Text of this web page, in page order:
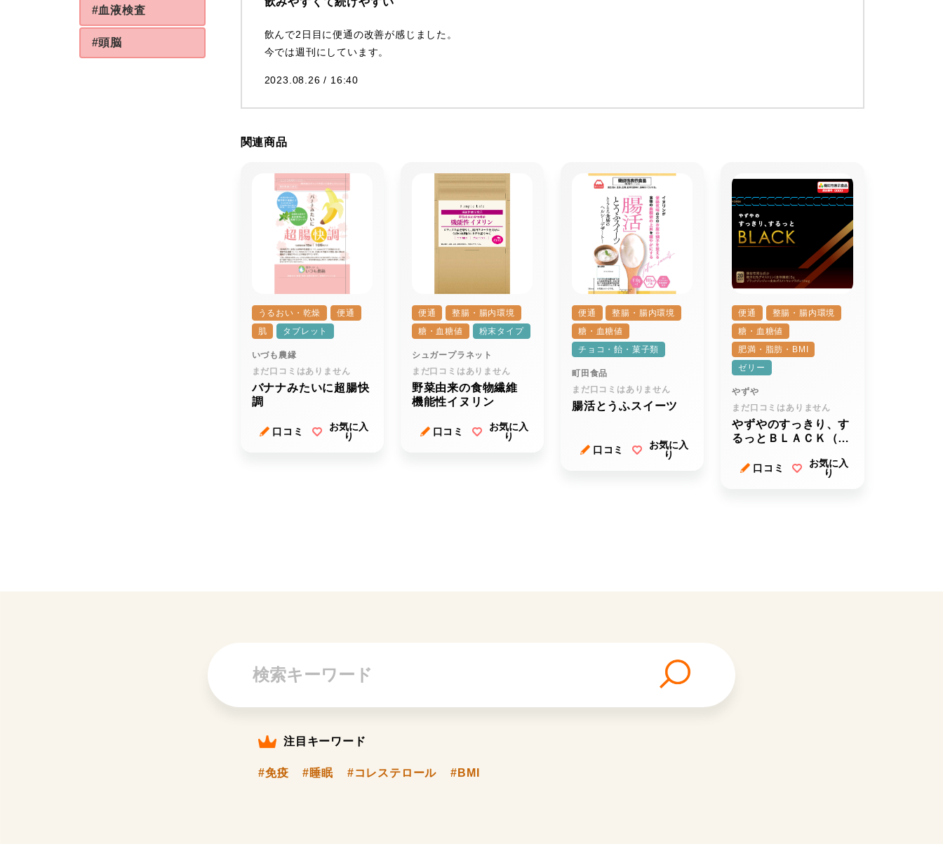
#血液検査
#頭脳
飲んで2日目に便通の改善が感じました。
今では週刊にしています。
2023.08.26 / 16:40
関連商品
うるおい・乾燥
便通
肌
タブレット
いづも農縁
まだ口コミはありません
バナナみたいに超腸快
調
口コミ
お気に入
り
便通
整腸・腸内環境
糖・血糖値
粉末タイプ
シュガープラネット
まだ口コミはありません
野菜由来の食物繊維
機能性イヌリン
口コミ
お気に入
り
便通
整腸・腸内環境
糖・血糖値
チョコ・飴・菓子類
町田食品
まだ口コミはありません
腸活とうふスイーツ
口コミ
お気に入
り
便通
整腸・腸内環境
糖・血糖値
肥満・脂肪・BMI
ゼリー
やずや
まだ口コミはありません
やずやのすっきり、す
るっとＢＬＡＣＫ（ブ
口コミ
お気に入
り
注目キーワード
#免疫 #睡眠 #コレステロール #BMI